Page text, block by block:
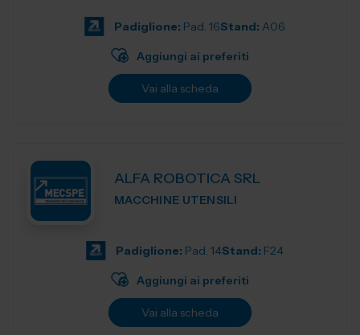
Padiglione: Pad. 16Stand: A06
Aggiungi ai preferiti
Vai alla scheda
ALFA ROBOTICA SRL
MACCHINE UTENSILI
Padiglione: Pad. 14Stand: F24
Aggiungi ai preferiti
Vai alla scheda